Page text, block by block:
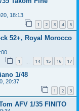
18:13
1 2 3 4 5
52+, Royal Morocco
1 14 15 16 17
1/48
20:37
1 2 3
AFV 1/35 FINITO